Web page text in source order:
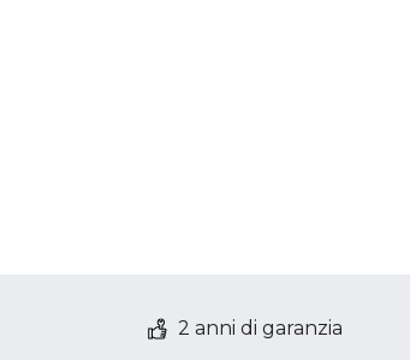
2 anni di garanzia